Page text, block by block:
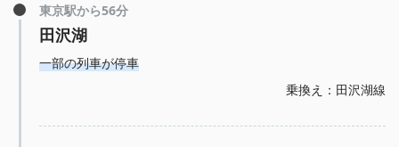
東京駅から56分
田沢湖
一部の列車が停車
乗換え：田沢湖線